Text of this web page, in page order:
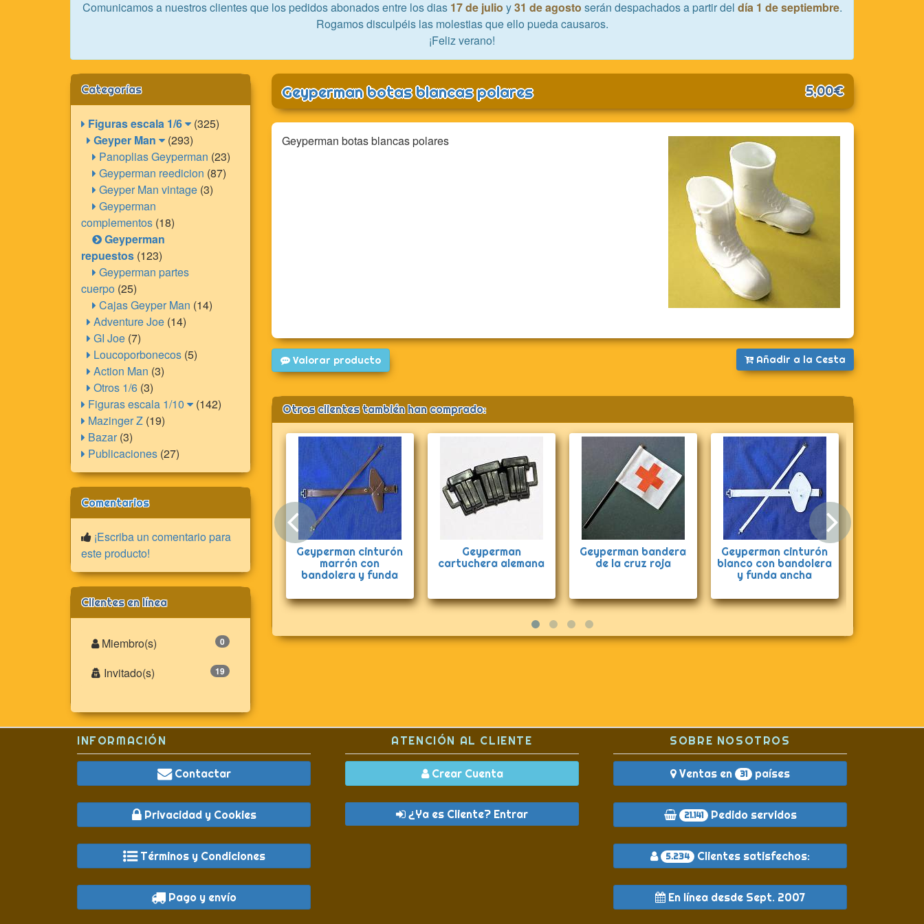
Comunicamos a nuestros clientes que los pedidos abonados entre los dias 17 de julio y31 de agosto serán despachados a partir del día 1 de septiembre.
Rogamos disculpéis las molestias que ello pueda causaros.
¡Feliz verano!
Geyperman botas blancas polares 5,00€
Geyperman botas blancas polares
Valorar producto Añadir a la Cesta
Otros clientes también han comprado:
Geyperman cinturón
marrón con
bandolera y funda
Geyperman
cartuchera alemana
Geyperman bandera
de la cruz roja
Geyperman cinturón
blanco con bandolera
y funda ancha
Anterior
Categorías
Figuras escala 1/6
(325)
Geyper Man
(293)
Panoplias Geyperman (23)
Geyperman reedicion (87)
Geyper Man vintage (3)
Geyperman
complementos (18)
Geyperman
repuestos (123)
Geyperman partes
cuerpo (25)
Cajas Geyper Man (14)
Adventure Joe (14)
GI Joe (7)
Loucoporbonecos (5)
Action Man (3)
Otros 1/6 (3)
Figuras escala 1/10
(142)
Mazinger Z (19)
Bazar(3)
Publicaciones (27)
Comentarios
¡Escriba un comentario para
este producto!
Clientes en línea
0
Miembro(s)
19
Invitado(s)
INFORMACIÓN
Contactar
Privacidad y Cookies
Términos y Condiciones
Pago y envío
ATENCIÓN AL CLIENTE
Crear Cuenta
¿Ya es Cliente? Entrar
SOBRE NOSOTROS
Ventas en 31 países
21.141 Pedido servidos
5.234 Clientes satisfechos:
En línea desde Sept. 2007